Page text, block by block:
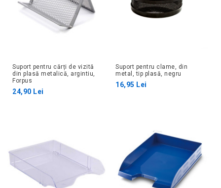
Suport pentru cărți de vizită
din plasă metalică, argintiu,
Forpus
24,90 Lei
Suport pentru clame, din
metal, tip plasă, negru
16,95 Lei